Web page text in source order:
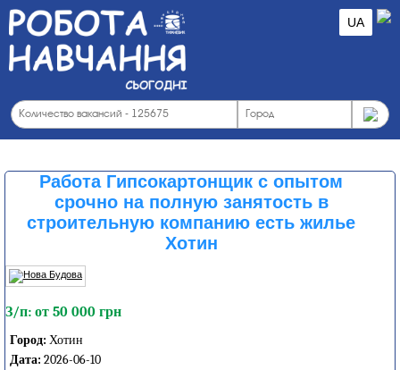
UA
Работа Гипсокартонщик с опытом
срочно на полную занятость в
строительную компанию есть жилье
Хотин
З/п: от 50 000 грн
Город: Хотин
Дата: 2026-06-10